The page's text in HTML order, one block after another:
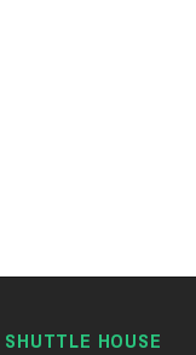
HOUSE